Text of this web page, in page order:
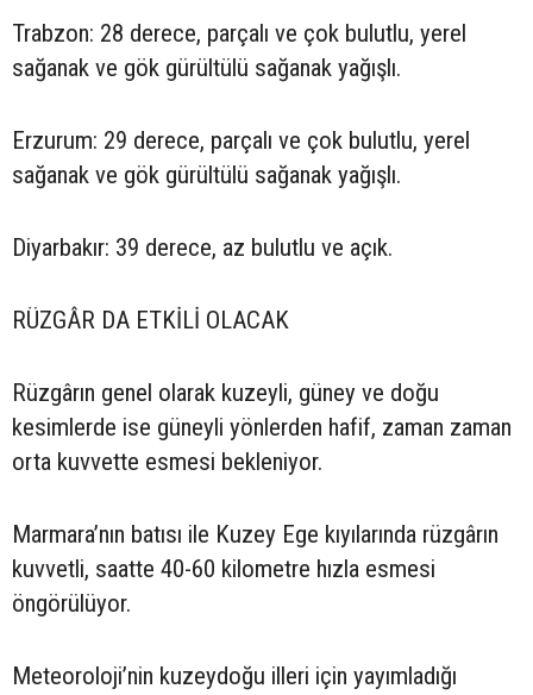
Trabzon: 28 derece, parçalı ve çok bulutlu, yerel
sağanak ve gök gürültülü sağanak yağışlı.
Erzurum: 29 derece, parçalı ve çok bulutlu, yerel
sağanak ve gök gürültülü sağanak yağışlı.
Diyarbakır: 39 derece, az bulutlu ve açık.
RÜZGÂR DA ETKİLİ OLACAK
Rüzgârın genel olarak kuzeyli, güney ve doğu
kesimlerde ise güneyli yönlerden hafif, zaman zaman
orta kuvvette esmesi bekleniyor.
Marmara’nın batısı ile Kuzey Ege kıyılarında rüzgârın
kuvvetli, saatte 40-60 kilometre hızla esmesi
öngörülüyor.
Meteoroloji’nin kuzeydoğu illeri için yayımladığı